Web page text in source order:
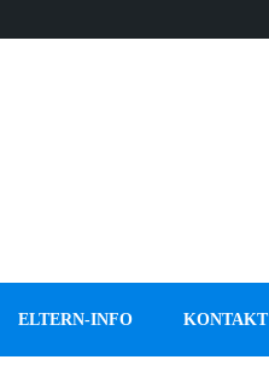
ELTERN-INFO KONTAKT